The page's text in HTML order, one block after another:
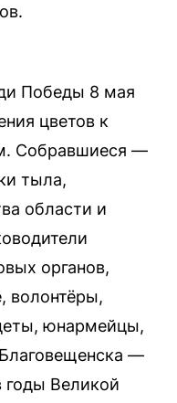
Победы 8 мая
цветов к
Собравшиеся —
тыла,
области и
органов,
волонтёры,
юнармейцы,
—
годы Великой